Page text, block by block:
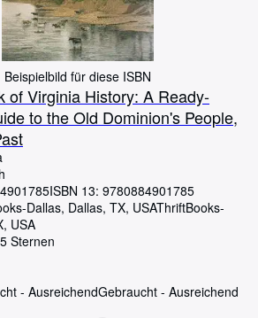
Beispielbild für diese ISBN
of Virginia History: A Ready-
to the Old Dominion's People,
ISBN 13: 9780884901785
Dallas, Dallas, TX, USAThriftBooks-
USA
Sternen
- AusreichendGebraucht - Ausreichend